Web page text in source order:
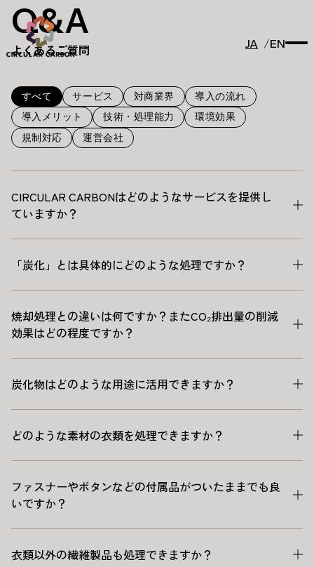
JA EN
Q&A
よくあるご質問
すべて サービス 対商業界
導入の流れ
導入メリット
技術・処理能力
環境効果
規制対応
運営会社
CIRCULAR CARBONはどのようなサービスを提供し
ていますか？
「炭化」とは具体的にどのような処理ですか？
焼却処理との違いは何ですか？またCO₂排出量の削減
効果はどの程度ですか？
炭化物はどのような用途に活用できますか？
どのような素材の衣類を処理できますか？
ファスナーやボタンなどの付属品がついたままでも良
いですか？
衣類以外の繊維製品も処理できますか？